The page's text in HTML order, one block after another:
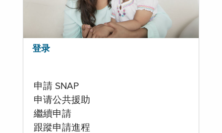
登录
申請 SNAP
申请公共援助
繼續申請
跟蹤申請進程